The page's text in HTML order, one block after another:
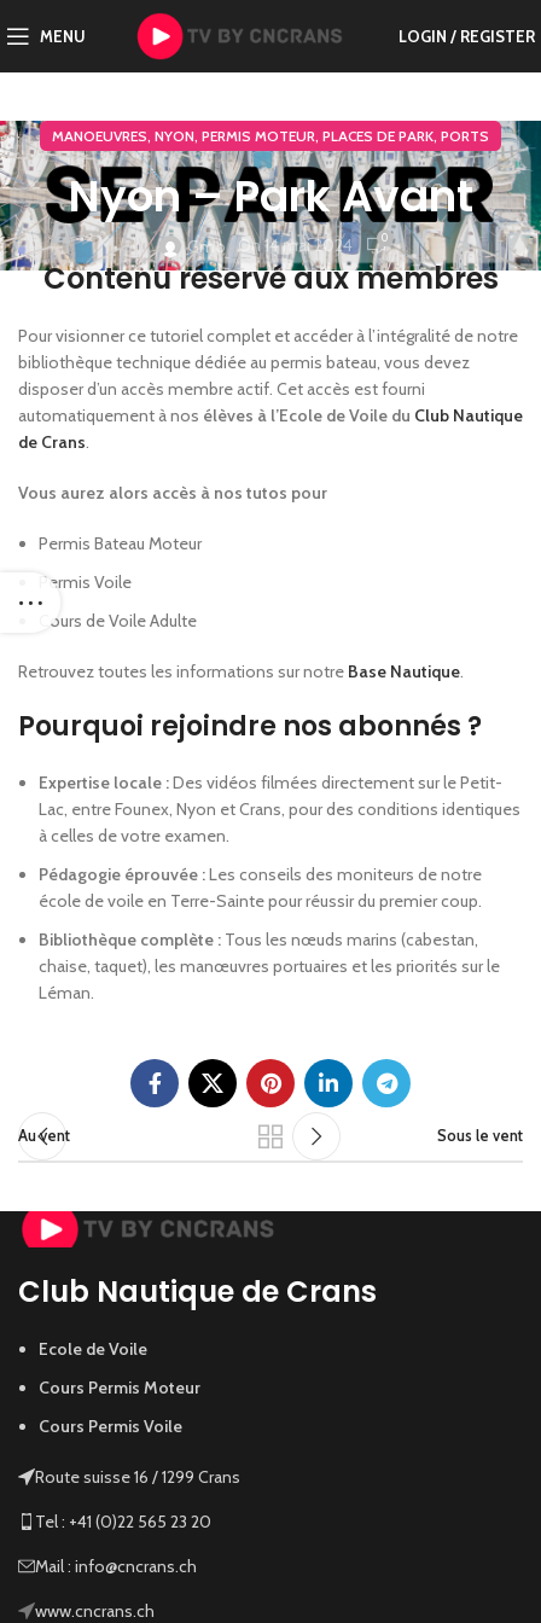
MENU LOGIN / REGISTER
MANOEUVRES, NYON, PERMIS MOTEUR, PLACES DE PARK, PORTS
Nyon – Park Avant
Gmo On 14 mai 2024 0
Contenu réservé aux membres
Pour visionner ce tutoriel complet et accéder à l’intégralité de notre
bibliothèque technique dédiée au permis bateau, vous devez
disposer d’un accès membre actif. Cet accès est fourni
automatiquement à nos élèves à l’Ecole de Voile du Club Nautique
de Crans.
Vous aurez alors accès à nos tutos pour
Permis Bateau Moteur
Permis Voile
Cours de Voile Adulte
Retrouvez toutes les informations sur notre Base Nautique.
Pourquoi rejoindre nos abonnés ?
Expertise locale :Des vidéos filmées directement sur le Petit-
Lac, entre Founex, Nyon et Crans, pour des conditions identiques
à celles de votre examen.
Pédagogie éprouvée :Les conseils des moniteurs de notre
école de voile en Terre-Sainte pour réussir du premier coup.
Bibliothèque complète : Tous les nœuds marins (cabestan,
chaise, taquet), les manœuvres portuaires et les priorités sur le
Léman.
Au vent Sous le vent
Club Nautique de Crans
Ecole de Voile
Cours Permis Moteur
Cours Permis Voile
Route suisse 16 / 1299 Crans
Tel : +41 (0)22 565 23 20
Mail : info@cncrans.ch
www.cncrans.ch